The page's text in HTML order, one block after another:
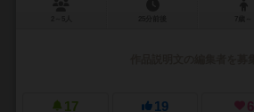
17 19 6